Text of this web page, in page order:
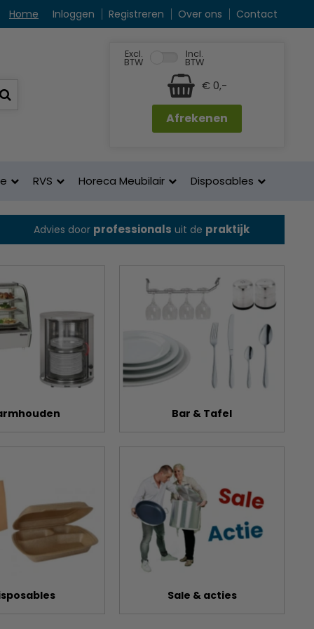
Home Inloggen Registreren Over ons Contact
Excl.
BTW
Incl.
BTW
€ 0,-
Afrekenen
RVS Horeca Meubilair Disposables
Advies door professionals uit de praktijk
Bar & Tafel
Sale & acties